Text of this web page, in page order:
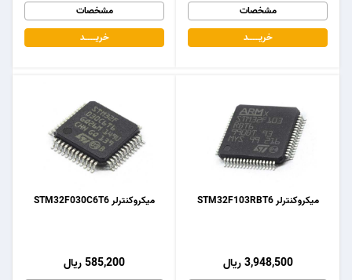
مشخصات
خریـــــــد
مشخصات
خریـــــــد
میکروکنترلر STM32F030C6T6
585,200 ریال
میکروکنترلر STM32F103RBT6
3,948,500 ریال